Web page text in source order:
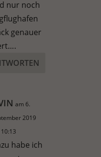
nur noch
genauer
am 6.
2019
habe ich